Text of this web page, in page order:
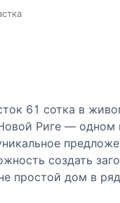
61 сотка в
Риге — одном
создать
простой дом в